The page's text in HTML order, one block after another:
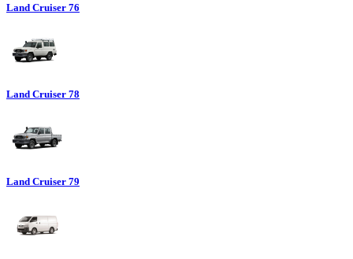
Land Cruiser 76
Land Cruiser 78
Land Cruiser 79